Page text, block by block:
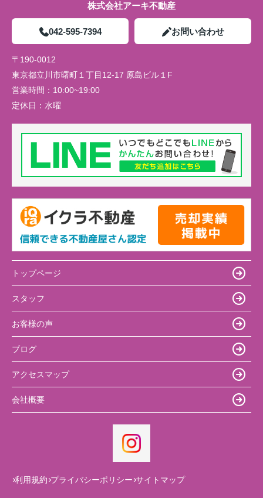
株式会社アーキ不動産
042-595-7394 お問い合わせ
〒190-0012
東京都立川市曙町１丁目12-17 原島ビル１F
営業時間： 10:00~19:00
定休日： 水曜
トップページ
スタッフ
お客様の声
ブログ
アクセスマップ
会社概要
利用規約 プライバシーポリシー サイトマップ